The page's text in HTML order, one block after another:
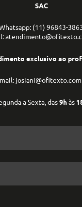
SAC
(11) 96843-
exclusivo ao
a Sexta, das9hàs